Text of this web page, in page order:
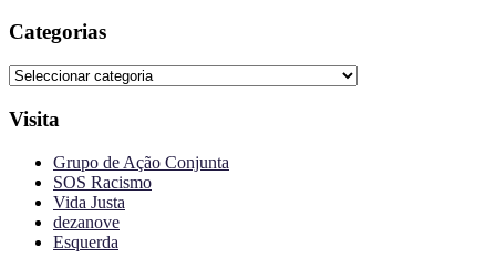
Categorias
Categorias
Visita
Grupo de Ação Conjunta
SOS Racismo
Vida Justa
dezanove
Esquerda